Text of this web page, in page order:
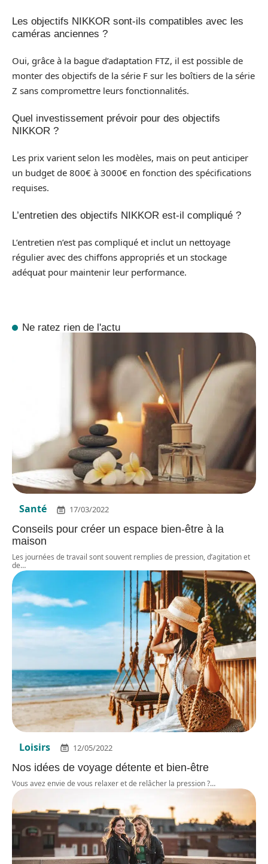
Les objectifs NIKKOR sont-ils compatibles avec les
caméras anciennes ?
Oui, grâce à la bague d’adaptation FTZ, il est possible de
monter des objectifs de la série F sur les boîtiers de la série
Z sans compromettre leurs fonctionnalités.
Quel investissement prévoir pour des objectifs
NIKKOR ?
Les prix varient selon les modèles, mais on peut anticiper
un budget de 800€ à 3000€ en fonction des spécifications
requises.
L’entretien des objectifs NIKKOR est-il compliqué ?
L’entretien n’est pas compliqué et inclut un nettoyage
régulier avec des chiffons appropriés et un stockage
adéquat pour maintenir leur performance.
Ne ratez rien de l'actu
Santé 17/03/2022
Conseils pour créer un espace bien-être à la
maison
Les journées de travail sont souvent remplies de pression, d’agitation et
de…
Loisirs 12/05/2022
Nos idées de voyage détente et bien-être
Vous avez envie de vous relaxer et de relâcher la pression ?…